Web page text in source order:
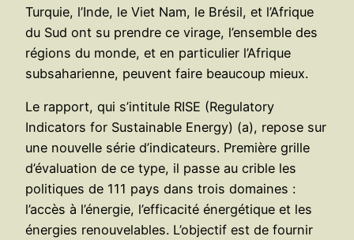
Turquie, l’Inde, le Viet Nam, le Brésil, et l’Afrique
du Sud ont su prendre ce virage, l’ensemble des
régions du monde, et en particulier l’Afrique
subsaharienne, peuvent faire beaucoup mieux.
Le rapport, qui s’intitule RISE (Regulatory
Indicators for Sustainable Energy) (a), repose sur
une nouvelle série d’indicateurs. Première grille
d’évaluation de ce type, il passe au crible les
politiques de 111 pays dans trois domaines :
l’accès à l’énergie, l’efficacité énergétique et les
énergies renouvelables. L’objectif est de fournir